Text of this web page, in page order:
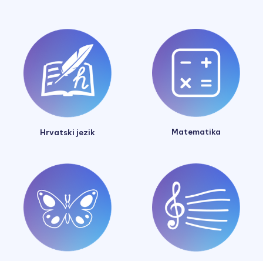
Hrvatski jezik Matematika